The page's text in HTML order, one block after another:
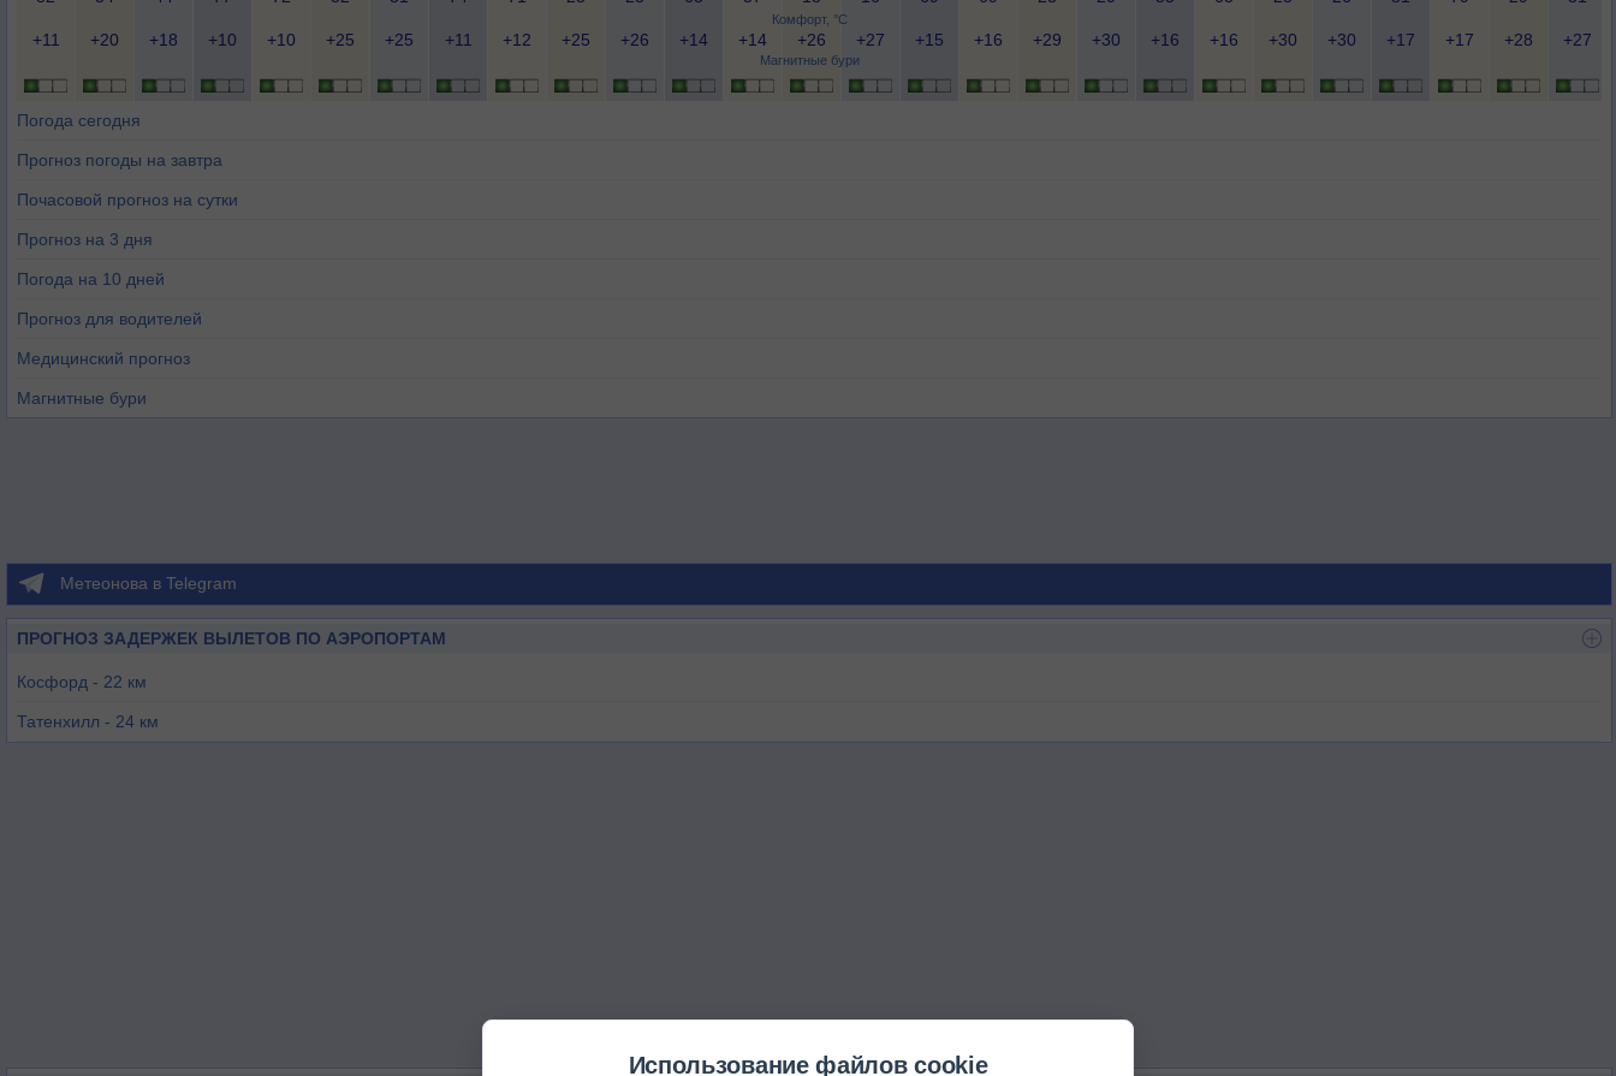
Комфорт, °C
Магнитные бури
+11 +20 +18 +10 +10 +25 +25 +11 +12 +25 +26 +14 +14 +26 +27 +15 +16 +29 +30 +16 +16 +30 +30 +17 +17 +28 +27
Погода сегодня
Прогноз погоды на завтра
Почасовой прогноз на сутки
Прогноз на 3 дня
Погода на 10 дней
Прогноз для водителей
Медицинский прогноз
Магнитные бури
Метеонова в Telegram
ПРОГНОЗ ЗАДЕРЖЕК ВЫЛЕТОВ ПО АЭРОПОРТАМ
Косфорд - 22 км
Татенхилл - 24 км
Использование файлов cookie